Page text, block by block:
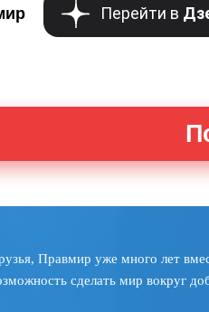
Перейти в
Правмир уже много лет
сделать мир вокруг